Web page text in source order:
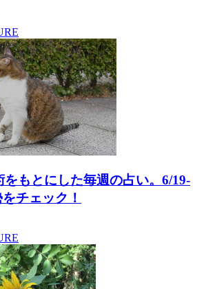
をもとにした毎週の占い。6/19-
チェック！